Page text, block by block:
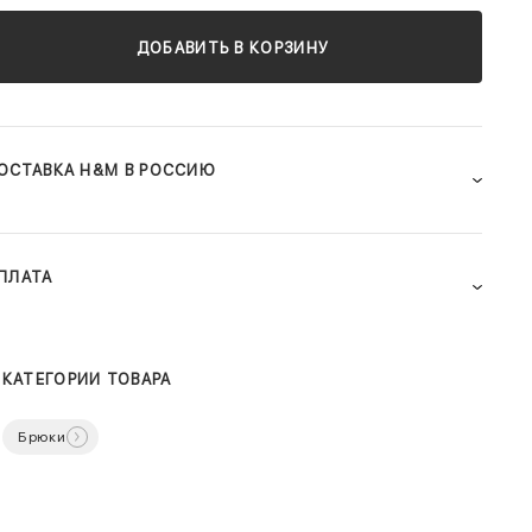
ДОБАВИТЬ В КОРЗИНУ
H&M В РОССИЮ
КАТЕГОРИИ ТОВАРА
Брюки